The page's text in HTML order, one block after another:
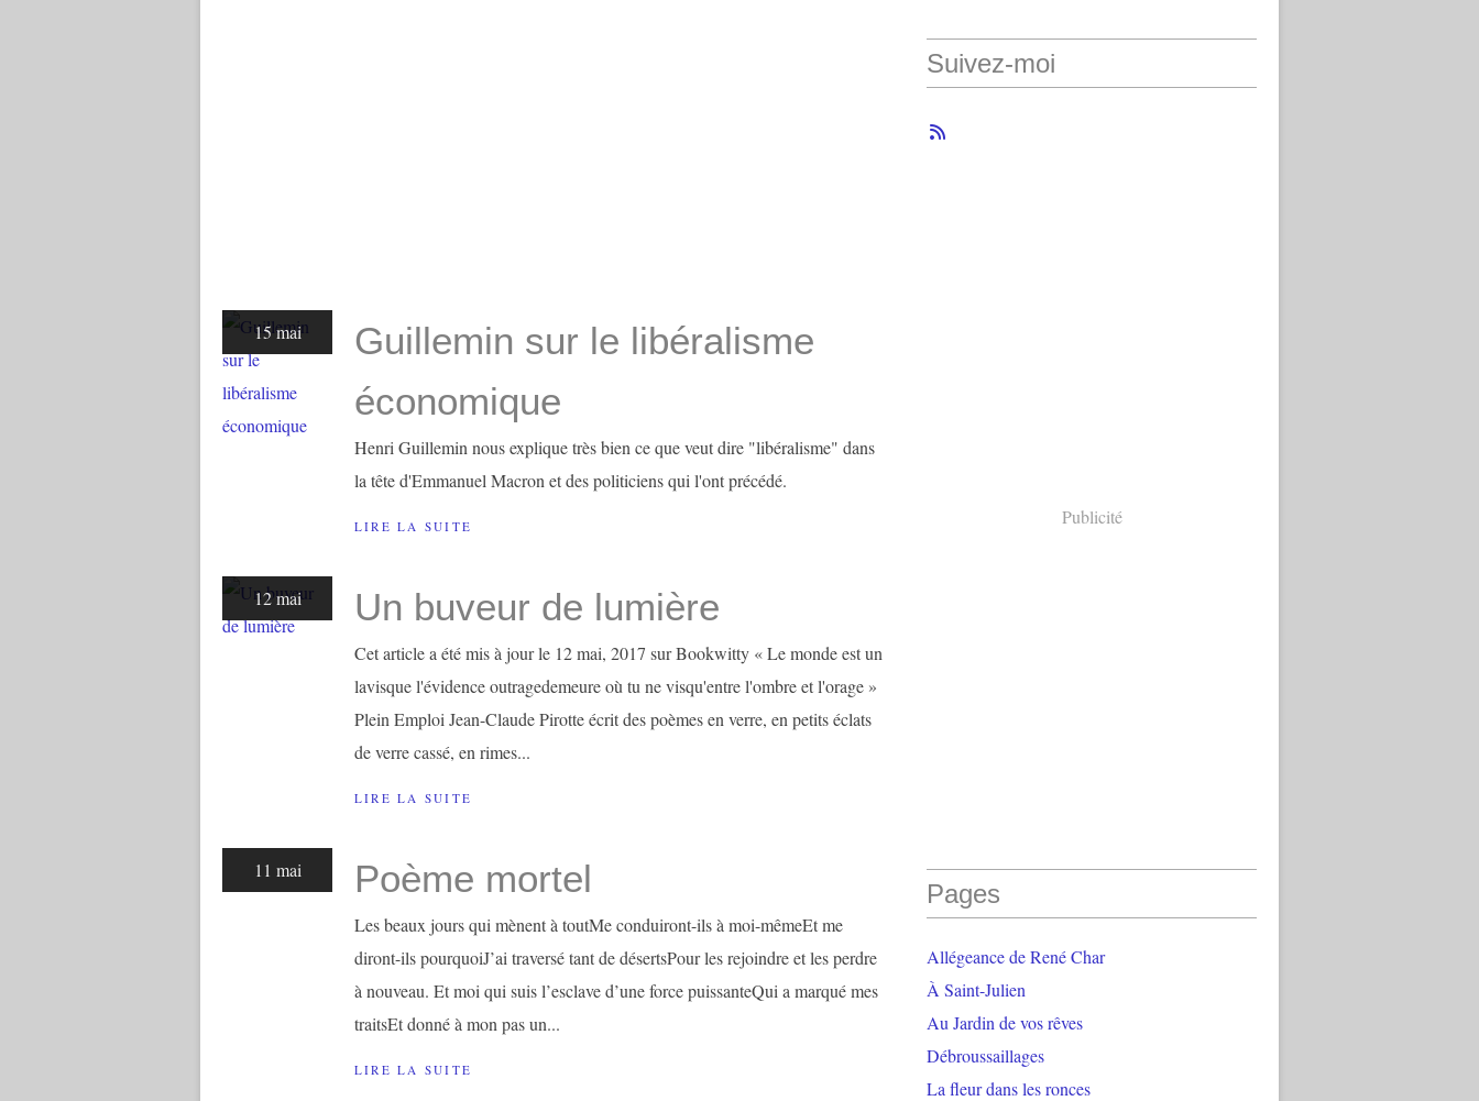
15 mai
Guillemin sur le libéralisme
économique
Henri Guillemin nous explique très bien ce que veut dire "libéralisme" dans
la tête d'Emmanuel Macron et des politiciens qui l'ont précédé.
LIRE LA SUITE
12 mai Un buveur de lumière
Cet article a été mis à jour le 12 mai, 2017 sur Bookwitty « Le monde est un
lavisque l'évidence outragedemeure où tu ne visqu'entre l'ombre et l'orage »
Plein Emploi Jean-Claude Pirotte écrit des poèmes en verre, en petits éclats
de verre cassé, en rimes...
LIRE LA SUITE
11 mai Poème mortel
Les beaux jours qui mènent à toutMe conduiront-ils à moi-mêmeEt me
diront-ils pourquoiJ’ai traversé tant de désertsPour les rejoindre et les perdre
à nouveau. Et moi qui suis l’esclave d’une force puissanteQui a marqué mes
traitsEt donné à mon pas un...
LIRE LA SUITE
Suivez-moi
Publicité
Pages
Allégeance de René Char
À Saint-Julien
Au Jardin de vos rêves
Débroussaillages
La fleur dans les ronces